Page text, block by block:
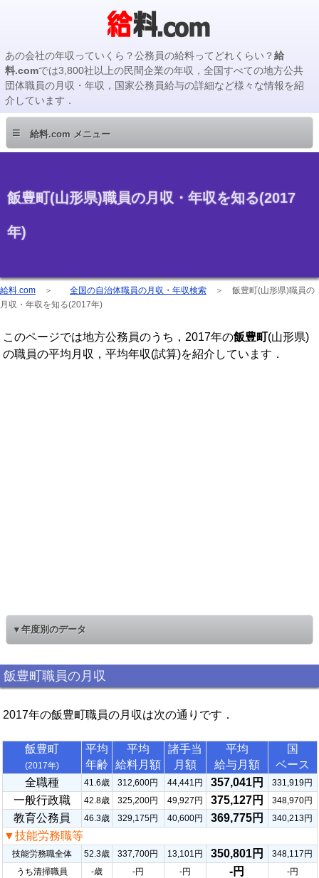
あの会社の年収っていくら？公務員の給料ってどれくらい？給
料.comでは3,800社以上の民間企業の年収，全国すべての地方公共
団体職員の月収・年収，国家公務員給与の詳細など様々な情報を紹
介しています．
≡ 給料.com メニュー
飯豊町(山形県)職員の月収・年収を知る(2017
年)
給料.com ＞ 全国の自治体職員の月収・年収検索 ＞ 飯豊町(山形県)職員の
月収・年収を知る(2017年)
このページでは地方公務員のうち，2017年の飯豊町(山形県)
の職員の平均月収，平均年収(試算)を紹介しています．
▼年度別のデータ
飯豊町職員の月収
2017年の飯豊町職員の月収は次の通りです．
飯豊町
(2017年)
平均
年齢
平均
給料月額
諸手当
月額
平均
給与月額
国
ベース
全職種
41.6歳 312,600円 44,441円 357,041円 331,919円
一般行政職 42.8歳 325,200円 49,927円 375,127円 348,970円
教育公務員 46.3歳 329,175円 40,600円 369,775円 340,213円
▼技能労務職等
技能労務職全体 52.3歳 337,700円 13,101円 350,801円
348,117円
うち清掃職員
-歳 -円 -円 -円
-円